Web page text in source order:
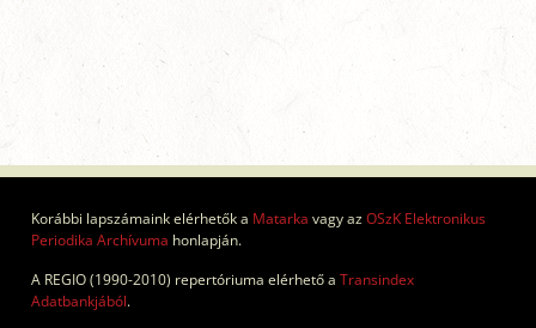
Korábbi lapszámaink elérhetők a Matarka vagy azOSzK Elektronikus
Periodika Archívuma honlapján.
A REGIO (1990-2010) repertóriuma elérhető a Transindex
Adatbankjából.